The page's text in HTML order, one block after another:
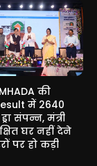
की
में 2640
संपन्न, मंत्री
घर नहीं देने
पर हो कड़ी